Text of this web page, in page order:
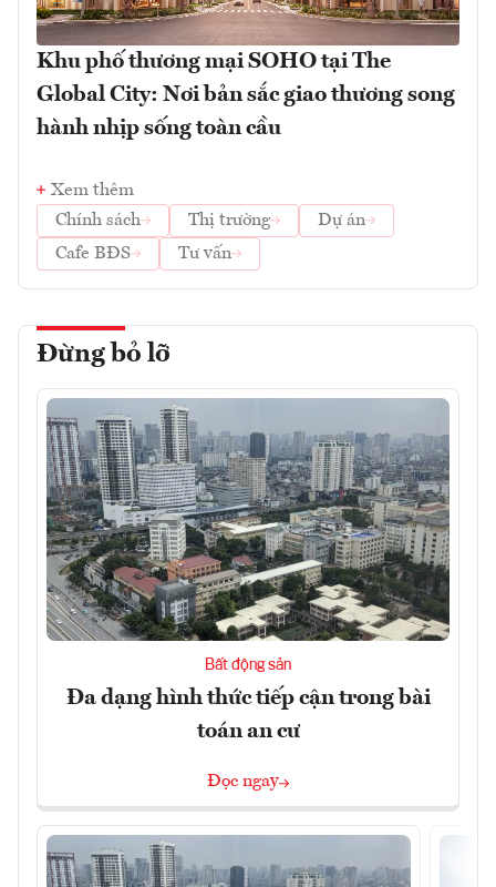
Khu phố thương mại SOHO tại The
Global City: Nơi bản sắc giao thương song
hành nhịp sống toàn cầu
Xem thêm
Chính sách
Thị trường
Dự án
Cafe BĐS
Tư vấn
Đừng bỏ lỡ
Bất động sản
Đa dạng hình thức tiếp cận trong bài
toán an cư
Đọc ngay